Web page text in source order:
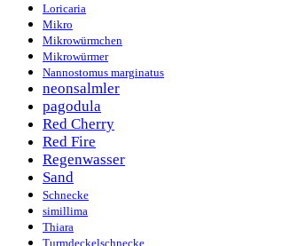
Loricaria
Mikro
Mikrowürmchen
Mikrowürmer
Nannostomus marginatus
neonsalmler
pagodula
Red Cherry
Red Fire
Regenwasser
Sand
Schnecke
simillima
Thiara
Turmdeckelschnecke